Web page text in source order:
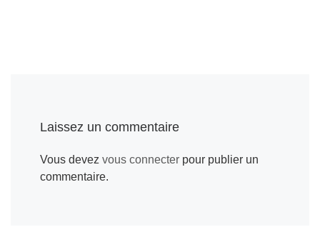
Laissez un commentaire
Vous devezvous connecter pour publier un
commentaire.